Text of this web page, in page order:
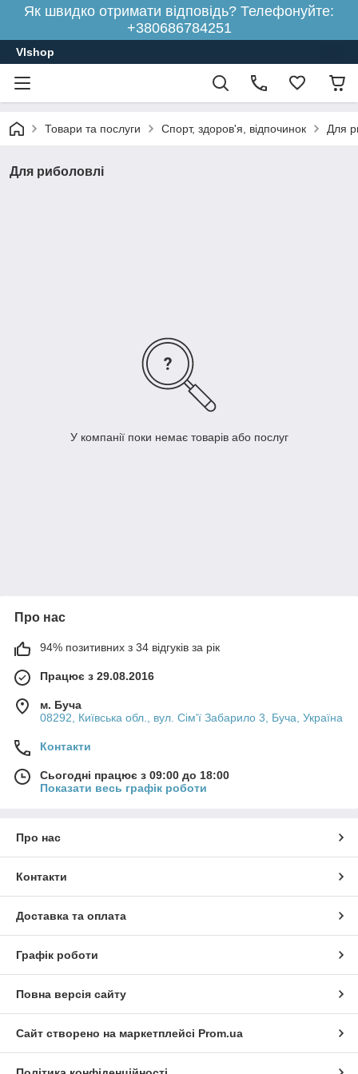
Як швидко отримати відповідь? Телефонуйте:
+380686784251
Vlshop
Товари та послуги Спорт, здоров'я, відпочинок Для
Для риболовлі
У компанії поки немає товарів або послуг
Про нас
94% позитивних з 34 відгуків за рік
Працює з 29.08.2016
м. Буча
08292, Київська обл., вул. Сім'ї Забарило 3, Буча, Україна
Контакти
Сьогодні працює з 09:00 до 18:00
Показати весь графік роботи
Про нас
Контакти
Доставка та оплата
Графік роботи
Повна версія сайту
Сайт створено на маркетплейсі Prom.ua